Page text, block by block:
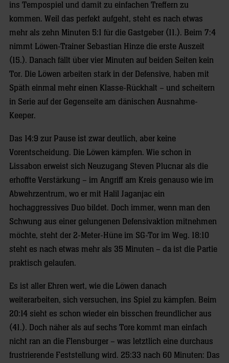
ins Tempospiel und damit zu einfachen Treffern zu
kommen. Weil das perfekt aufgeht, steht es nach etwas
mehr als zehn Minuten 5:1 für die Gastgeber (11.). Beim 7:4
nimmt Löwen-Trainer Sebastian Hinze die erste Auszeit
(15.). Danach fällt über vier Minuten auf beiden Seiten kein
Tor. Die Löwen arbeiten stark in der Defensive, haben mit
Späth einmal mehr einen Klasse-Rückhalt – und scheitern
in Serie auf der Gegenseite am dänischen Ausnahme-
Keeper.
Das 14:9 zur Pause ist zwar deutlich, aber keine
Vorentscheidung. Die Löwen kämpfen. Wie schon in
Lissabon erweist sich Neuzugang Steven Plucnar als die
erhoffte Verstärkung – im Angriff am Kreis genauso wie im
Abwehrzentrum, wo er mit Halil Jaganjac ein
hochaggressives Duo bildet. Doch immer, wenn man den
Schwung aus einer gelungenen Defensivaktion mitnehmen
möchte, steht der 2-Meter-Hüne im SG-Tor im Weg. 18:10
steht es nach etwas mehr als 35 Minuten – da ist die Partie
praktisch gelaufen.
Es ist aller Ehren wert, wie die Löwen danach
weiterarbeiten, sich versuchen, ins Spiel zu kämpfen. Beim
20:14 sieht es schon wieder ein bisschen freundlicher aus
(41.). Doch näher als auf sechs Tore kommt man einfach
nicht ran an die Flensburger – was letztlich eine durchaus
frustrierende Feststellung wird. 25:33 nach 60 Minuten: Das